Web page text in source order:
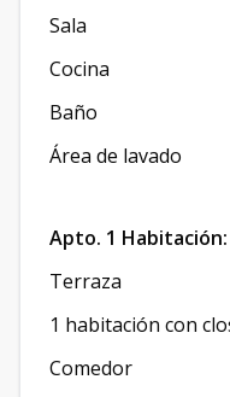
Sala
Cocina
Baño
Área de lavado
Apto. 1
Terraza
1 habitación con
Comedor